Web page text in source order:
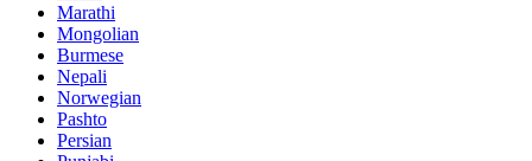
Marathi
Mongolian
Burmese
Nepali
Norwegian
Pashto
Persian